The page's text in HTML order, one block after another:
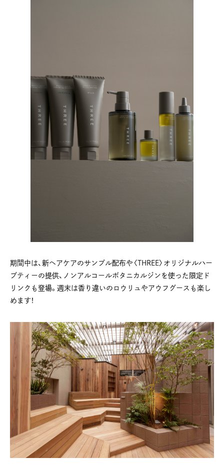
期間中は、新ヘアケアのサンプル配布や〈THREE〉オリジナルハー
ブティーの提供、ノンアルコールボタニカルジンを使った限定ド
リンクも登場。週末は香り違いのロウリュやアウフグースも楽し
めます！